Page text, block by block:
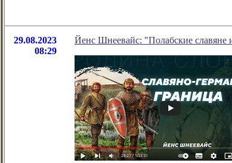
29.08.2023
08:29
Йенс Шнеевайс: "Полабские славяне